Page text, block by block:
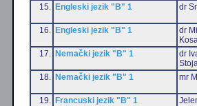
15.
Engleski jezik "B" 1 dr
16. Engleski jezik "B" 1
dr
17.
Nemački jezik "B" 1
dr
18.
Nemački jezik "B" 1 mr
19. Francuski jezik "B" 1